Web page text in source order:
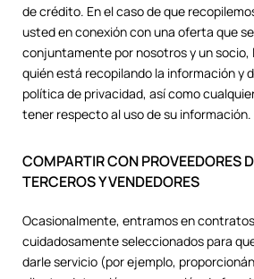
de crédito. En el caso de que
usted en conexión con una oferta que
conjuntamente por nosotros y un socio,
quién está recopilando la información y
política de privacidad, así como
tener respecto al uso de su información.
COMPARTIR CON PROVEEDORES
TERCEROS Y VENDEDORES
Ocasionalmente, entramos en
cuidadosamente seleccionados para
darle servicio (por ejemplo,